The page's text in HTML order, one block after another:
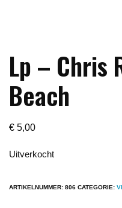
Lp – Chris
Beach
€ 5,00
Uitverkocht
ARTIKELNUMMER: 806 CATEGORIE: